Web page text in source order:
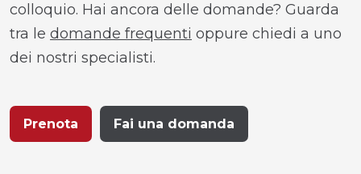
colloquio. Hai ancora delle domande? Guarda
tra le domande frequenti oppure chiedi a uno
dei nostri specialisti.
Prenota Fai una domanda